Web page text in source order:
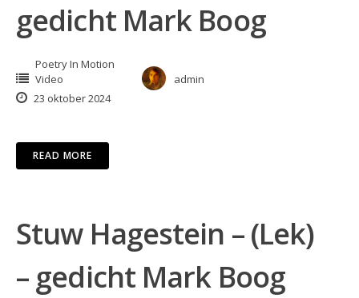
gedicht Mark Boog
Poetry In Motion
Video
admin
23 oktober 2024
READ MORE
Stuw Hagestein – (Lek)
– gedicht Mark Boog